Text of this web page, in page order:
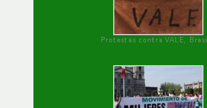
Protestas contra VALE, Brasil